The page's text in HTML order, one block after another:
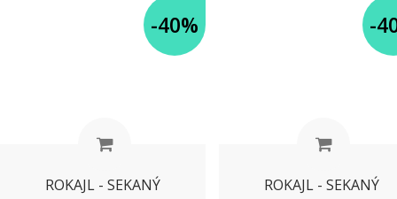
-40%
ROKAJL - SEKANÝ
-
ROKAJL - SEKANÝ